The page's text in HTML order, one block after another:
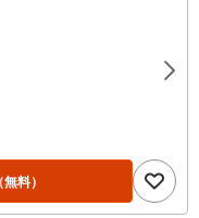
（無料）